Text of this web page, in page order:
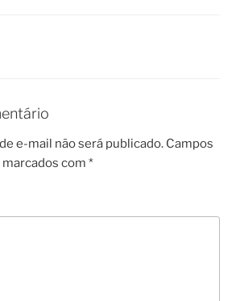
e-mail não será publicado. Campos
com *